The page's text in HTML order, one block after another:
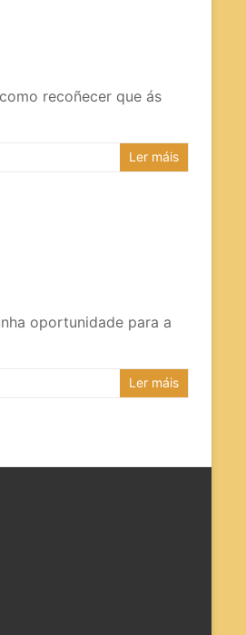
recoñecer que ás
Ler máis
oportunidade para a
Ler máis